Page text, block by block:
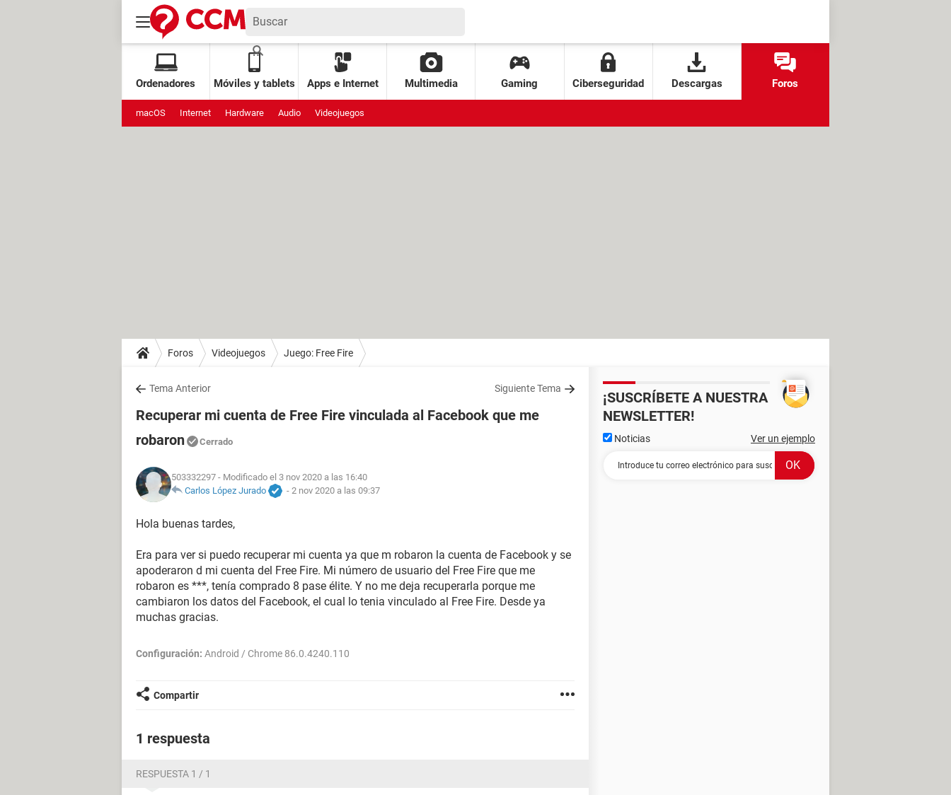
Ordenadores Móviles y tablets Apps e Internet Multimedia Gaming Ciberseguridad Descargas Foros
macOS Internet Hardware Audio Videojuegos
Foros Videojuegos Juego: Free Fire
Tema Anterior Siguiente Tema
Recuperar mi cuenta de Free Fire vinculada al Facebook que me
robaron
Cerrado
503332297 - Modificado el 3 nov 2020 a las 16:40
Carlos López Jurado
- 2 nov 2020 a las 09:37
Hola buenas tardes,
Era para ver si puedo recuperar mi cuenta ya que m robaron la cuenta de Facebook y se
apoderaron d mi cuenta del Free Fire. Mi número de usuario del Free Fire que me
robaron es ***, tenía comprado 8 pase élite. Y no me deja recuperarla porque me
cambiaron los datos del Facebook, el cual lo tenia vinculado al Free Fire. Desde ya
muchas gracias.
Configuración: Android / Chrome 86.0.4240.110
Compartir
1 respuesta
RESPUESTA 1 / 1
¡SUSCRÍBETE A NUESTRA
NEWSLETTER!
Noticias Ver un ejemplo